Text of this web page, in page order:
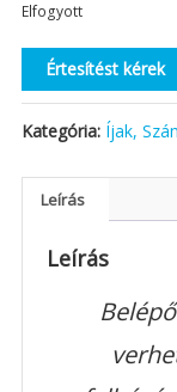
Elfogyott
Értesítést kérek
Kategória: Íjak,
Leírás
Leírás